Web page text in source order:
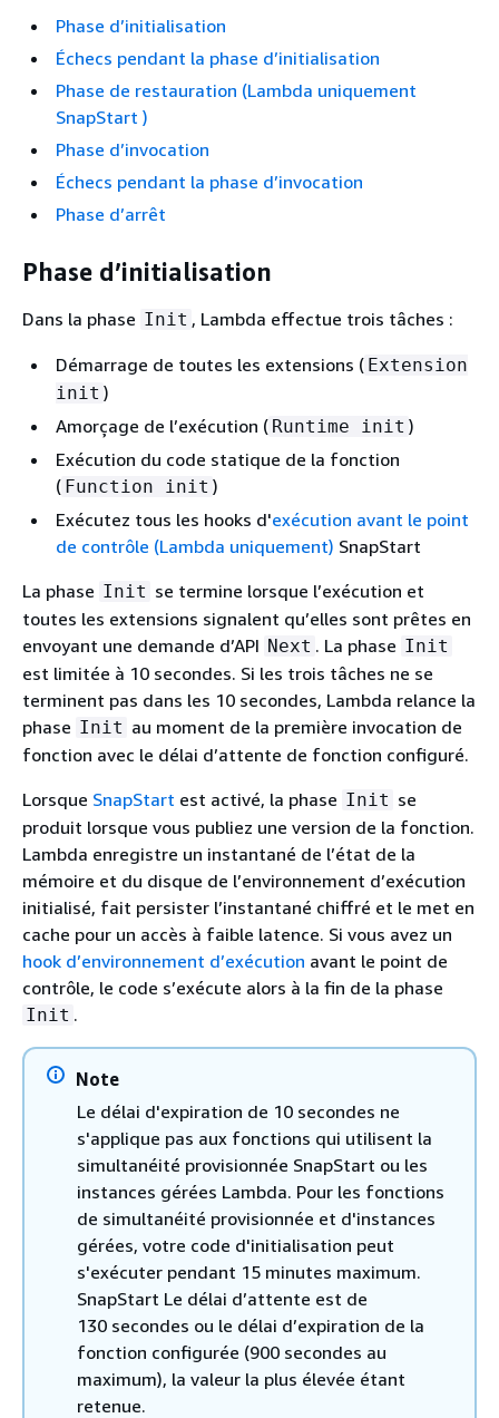
Phase d’initialisation
Échecs pendant la phase d’initialisation
Phase de restauration (Lambda uniquement
SnapStart )
Phase d’invocation
Échecs pendant la phase d’invocation
Phase d’arrêt
Phase d’initialisation
Dans la phase Init , Lambda effectue trois tâches :
Démarrage de toutes les extensions ( Extension
init )
Amorçage de l’exécution ( Runtime init )
Exécution du code statique de la fonction
( Function init )
Exécutez tous les hooks d'exécution avant le point
de contrôle (Lambda uniquement) SnapStart
La phase Init se termine lorsque l’exécution et
toutes les extensions signalent qu’elles sont prêtes en
envoyant une demande d’API Next . La phase Init
est limitée à 10 secondes. Si les trois tâches ne se
terminent pas dans les 10 secondes, Lambda relance la
phase Init au moment de la première invocation de
fonction avec le délai d’attente de fonction configuré.
Lorsque SnapStart est activé, la phase Init se
produit lorsque vous publiez une version de la fonction.
Lambda enregistre un instantané de l’état de la
mémoire et du disque de l’environnement d’exécution
initialisé, fait persister l’instantané chiffré et le met en
cache pour un accès à faible latence. Si vous avez un
hook d’environnement d’exécution avant le point de
contrôle, le code s’exécute alors à la fin de la phase
Init .
Note
Le délai d'expiration de 10 secondes ne
s'applique pas aux fonctions qui utilisent la
simultanéité provisionnée SnapStart ou les
instances gérées Lambda. Pour les fonctions
de simultanéité provisionnée et d'instances
gérées, votre code d'initialisation peut
s'exécuter pendant 15 minutes maximum.
SnapStart Le délai d’attente est de
130 secondes ou le délai d’expiration de la
fonction configurée (900 secondes au
maximum), la valeur la plus élevée étant
retenue.